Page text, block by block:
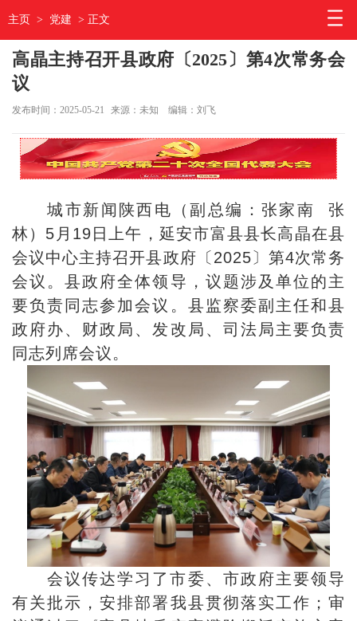
主页 > 党建 > 正文
高晶主持召开县政府〔2025〕第4次常务会
议
发布时间：2025-05-21 来源：未知 编辑：刘飞
城市新闻陕西电（副总编：张家南 张
林）5月19日上午，延安市富县县长高晶在县
会议中心主持召开县政府〔2025〕第4次常务
会议。县政府全体领导，议题涉及单位的主
要负责同志参加会议。县监察委副主任和县
政府办、财政局、发改局、司法局主要负责
同志列席会议。
会议传达学习了市委、市政府主要领导
有关批示，安排部署我县贯彻落实工作；审